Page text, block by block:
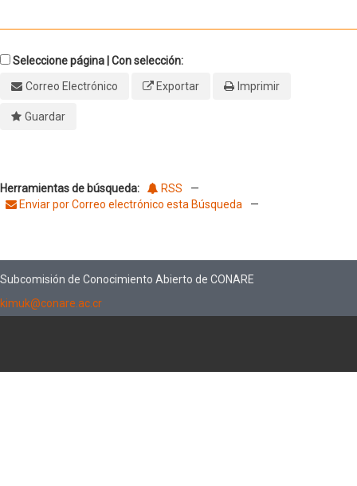
Seleccione página | Con selección:
Correo Electrónico
Exportar Imprimir
Guardar
Herramientas de búsqueda: RSS
—
Enviar por Correo electrónico esta Búsqueda
—
Subcomisión de Conocimiento Abierto de CONARE
kimuk@conare.ac.cr